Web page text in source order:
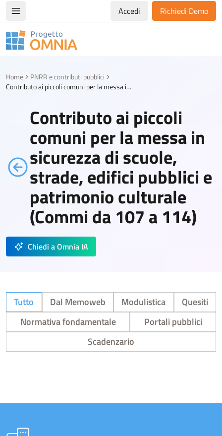
Apri/chiudi menù di navigazioneAccedi Richiedi Demo
Progetto Omnia
Home
PNRR e contributi pubblici
Contributo ai piccoli comuni per la messa in sicurezza di scuole, strade, edifici pubblici e patrimonio culturale (Commi da 107 a 114)
Contributo ai piccoli
comuni per la messa in
sicurezza di scuole,
strade, edifici pubblici e
patrimonio culturale
(Commi da 107 a 114)
Chiedi a Omnia IA
Tutto Dal Memoweb Modulistica
Quesiti
Normativa fondamentale
Portali pubblici
Scadenzario